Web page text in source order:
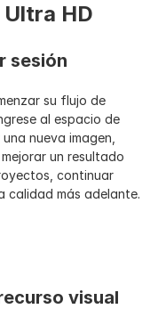
HD
sesión
su flujo de
al espacio de
nueva imagen,
un resultado
continuar
más adelante.
visual